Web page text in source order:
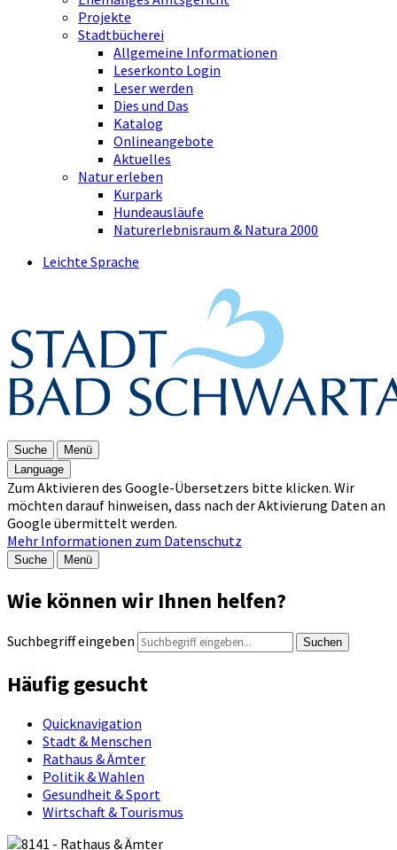
Projekte
Stadtbücherei
Allgemeine Informationen
Leserkonto Login
Leser werden
Dies und Das
Katalog
Onlineangebote
Aktuelles
Natur erleben
Kurpark
Hundeausläufe
Naturerlebnisraum & Natura 2000
Leichte Sprache
Suche
Menü
Language
Zum Aktivieren des Google-Übersetzers bitte klicken. Wir
möchten darauf hinweisen, dass nach der Aktivierung Daten an
Google übermittelt werden.
Mehr Informationen zum Datenschutz
Suche Menü
Wie können wir Ihnen helfen?
Suchbegriff eingeben Suchen
Häufig gesucht
Quicknavigation
Stadt & Menschen
Rathaus & Ämter
Politik & Wahlen
Gesundheit & Sport
Wirtschaft & Tourismus